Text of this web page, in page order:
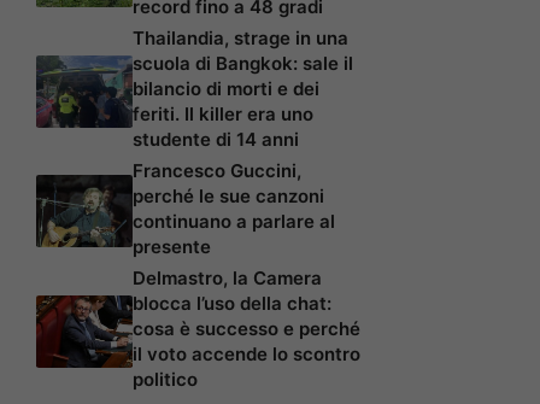
record fino a 48 gradi
Thailandia, strage in una
scuola di Bangkok: sale il
bilancio di morti e dei
feriti. Il killer era uno
studente di 14 anni
Francesco Guccini,
perché le sue canzoni
continuano a parlare al
presente
Delmastro, la Camera
blocca l’uso della chat:
cosa è successo e perché
il voto accende lo scontro
politico